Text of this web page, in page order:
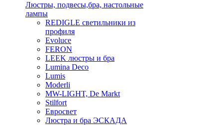
Люстры, подвесы,бра, настольные
лампы
REDIGLE светильники из
профиля
Evoluce
FERON
LEEK люстры и бра
Lumina Deco
Lumis
Moderli
MW-LIGHT, De Markt
Stilfort
Евросвет
Люстра и бра ЭСКАДА